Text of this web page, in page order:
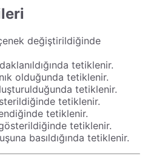
değiştirildiğinde
tetiklenir.
olduğunda tetiklenir.
tetiklenir.
tetiklenir.
tetiklenir.
tetiklenir.
basıldığında tetiklenir.